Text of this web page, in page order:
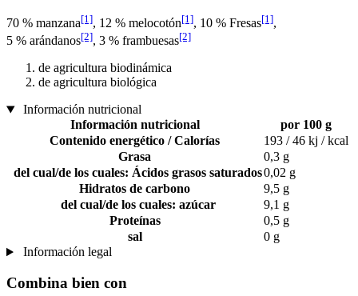
70 % manzana[1], 12 % melocotón[1], 10 % Fresas[1],
5 % arándanos[2], 3 % frambuesas[2]
de agricultura biodinámica
de agricultura biológica
Información nutricional
Información nutricional
por 100 g
Contenido energético / Calorías
193 / 46 kj / kcal
Grasa
0,3 g
del cual/de los cuales: Ácidos grasos saturados0,02 g
Hidratos de carbono
9,5 g
del cual/de los cuales: azúcar
9,1 g
Proteínas
0,5 g
sal
0 g
Información legal
Combina bien con